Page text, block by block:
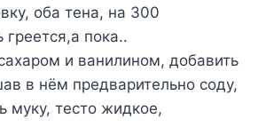
оба тена, на 300
греется,а пока..
и ванилином, добавить
в нём предварительно соду,
муку, тесто жидкое,